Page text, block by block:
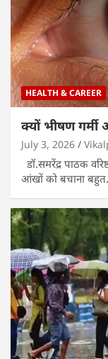
HEALTH & CAREER
क्यों भीषण
July 3, 2026
डॉ.समरेंद्र पाठक
आंखों को बचाना